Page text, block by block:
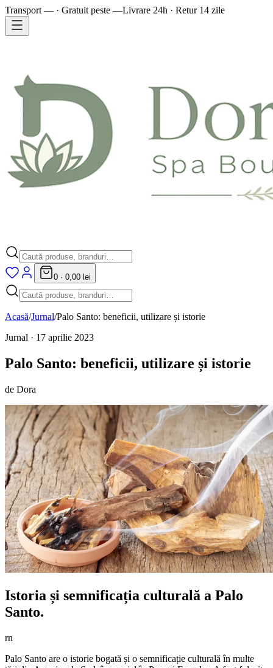
Transport — · Gratuit peste —Livrare 24h · Retur 14 zile
0 · 0,00 lei
Acasă/Jurnal/Palo Santo: beneficii, utilizare și istorie
Jurnal · 17 aprilie 2023
Palo Santo: beneficii, utilizare și istorie
de Dora
Istoria și semnificația culturală a Palo
Santo.
rn
Palo Santo are o istorie bogată și o semnificație culturală în multe